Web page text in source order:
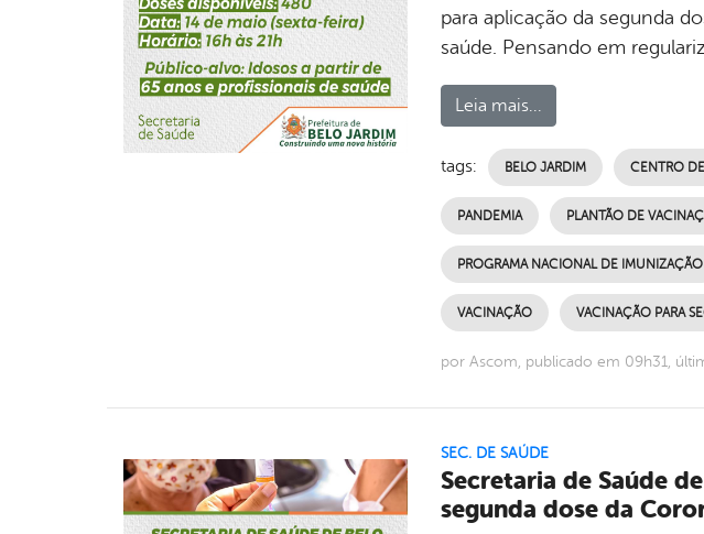
para aplicação da segunda
saúde. Pensando em
Leia mais...
tags: BELO JARDIM CENTRO
PANDEMIA PLANTÃO DE
PROGRAMA NACIONAL DE IMUNIZAÇÃO
VACINAÇÃO VACINAÇÃO PARA
por Ascom, publicado em 09h31,
SEC. DE SAÚDE
Secretaria de Saúde
segunda dose da